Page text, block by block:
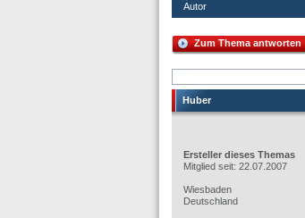
Autor
Zum Thema antworten
Huber
Ersteller dieses Themas
Mitglied seit: 22.07.2007
Wiesbaden
Deutschland